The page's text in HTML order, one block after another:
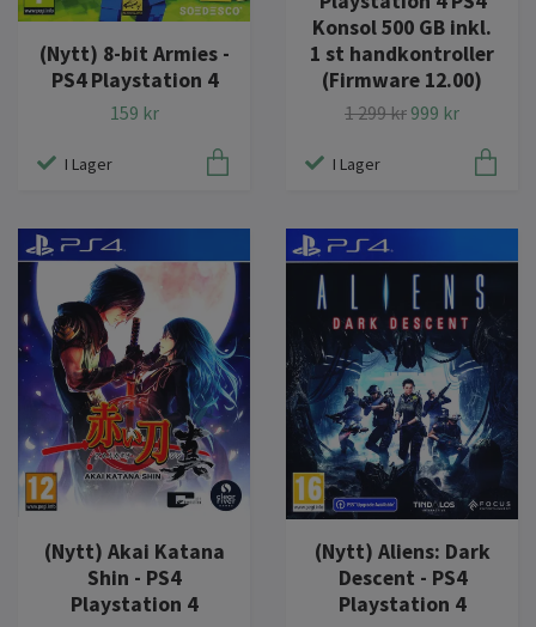
(Nytt) 8-bit Armies -
PS4 Playstation 4
159 kr
I Lager
Konsol 500 GB inkl.
1 st handkontroller
(Firmware 12.00)
1 299 kr 999 kr
I Lager
(Nytt) Akai Katana
Shin - PS4
Playstation 4
(Nytt) Aliens: Dark
Descent - PS4
Playstation 4